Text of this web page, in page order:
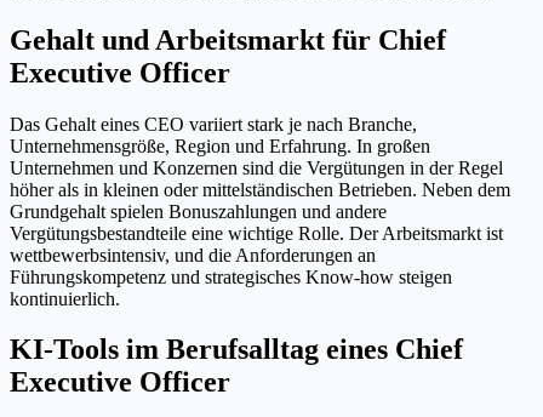
Gehalt und Arbeitsmarkt für Chief
Executive Officer
Das Gehalt eines CEO variiert stark je nach Branche,
Unternehmensgröße, Region und Erfahrung. In großen
Unternehmen und Konzernen sind die Vergütungen in der Regel
höher als in kleinen oder mittelständischen Betrieben. Neben dem
Grundgehalt spielen Bonuszahlungen und andere
Vergütungsbestandteile eine wichtige Rolle. Der Arbeitsmarkt ist
wettbewerbsintensiv, und die Anforderungen an
Führungskompetenz und strategisches Know-how steigen
kontinuierlich.
KI-Tools im Berufsalltag eines Chief
Executive Officer